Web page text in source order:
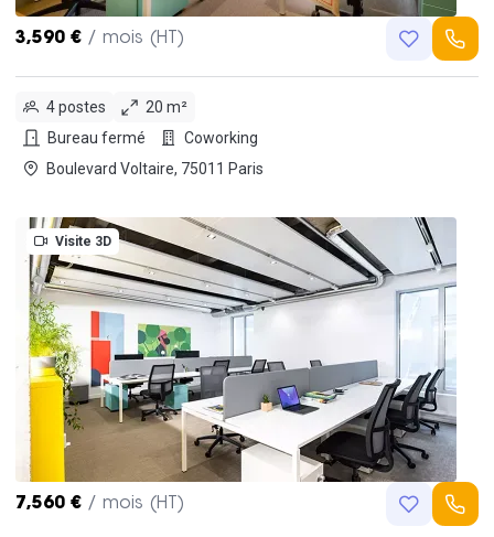
3,590 € / mois (HT)
4 postes
20 m²
Bureau fermé
Coworking
Boulevard Voltaire, 75011 Paris
Visite 3D
7,560 € / mois (HT)